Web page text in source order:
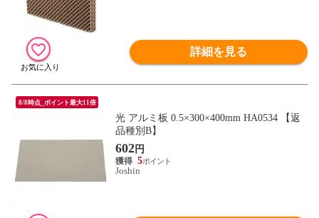
詳細を見る
8/8時点_ポイント最大11倍
光 アルミ板 0.5×300×400mm HA0534 【返
品種別B】
602円
5
Joshin